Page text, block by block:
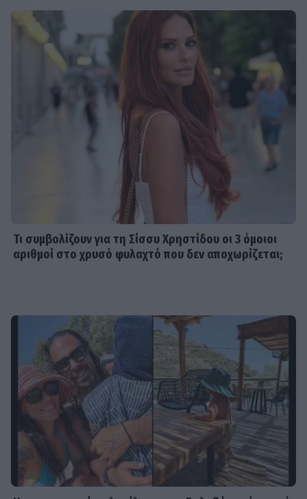
Τι συμβολίζουν για τη Σίσσυ Χρηστίδου οι 3 όμοιοι
αριθμοί στο χρυσό φυλαχτό που δεν αποχωρίζεται;